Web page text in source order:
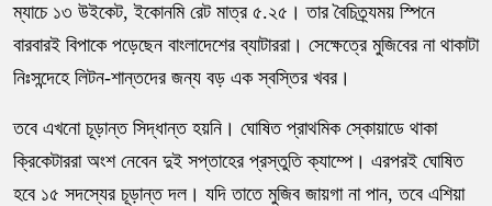
ম্যাচে ১৩ উইকেট, ইকোনমি রেট মাত্র ৫.২৫। তার বৈচিত্র্যময় স্পিনে
বারবারই বিপাকে পড়েছেন বাংলাদেশের ব্যাটাররা। সেক্ষেত্রে মুজিবের না থাকাটা
নিঃসন্দেহে লিটন-শান্তদের জন্য বড় এক স্বস্তির খবর।
তবে এখনো চূড়ান্ত সিদ্ধান্ত হয়নি। ঘোষিত প্রাথমিক স্কোয়াডে থাকা
ক্রিকেটাররা অংশ নেবেন দুই সপ্তাহের প্রস্তুতি ক্যাম্পে। এরপরই ঘোষিত
হবে ১৫ সদস্যের চূড়ান্ত দল। যদি তাতে মুজিব জায়গা না পান, তবে এশিয়া